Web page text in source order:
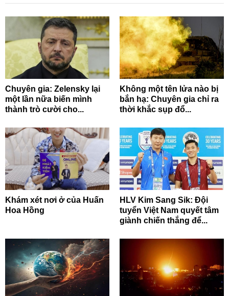
Chuyên gia: Zelensky lại
một lần nữa biến mình
thành trò cười cho...
Không một tên lửa nào bị
bắn hạ: Chuyên gia chỉ ra
thời khắc sụp đổ...
Khám xét nơi ở của Huấn
Hoa Hồng
HLV Kim Sang Sik: Đội
tuyển Việt Nam quyết tâm
giành chiến thắng để...